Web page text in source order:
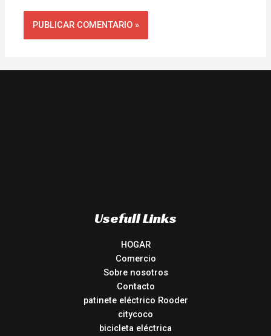
Usefull Links
HOGAR
Comercio
Sobre nosotros
Contacto
patinete eléctrico Rooder
citycoco
bicicleta eléctrica